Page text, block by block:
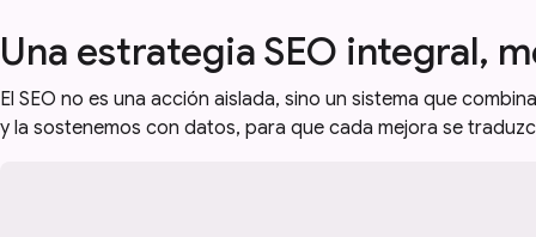
Una estrategia SEO integral,
El SEO no es una acción aislada, sino un sistema que
y la sostenemos con datos, para que cada mejora se